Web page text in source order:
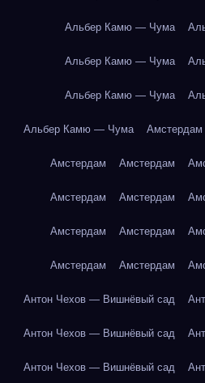
Альбер Камю — Чума
Альбер Камю — Чума
Альбер Камю — Чума
Альбер Камю — Чума Амстердам
Амстердам Амстердам
Амстердам Амстердам
Амстердам Амстердам
Амстердам Амстердам
Антон Чехов — Вишнёвый сад
Антон Чехов — Вишнёвый сад
Антон Чехов — Вишнёвый сад